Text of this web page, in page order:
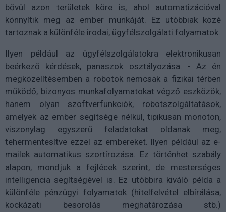
bővül azon területek köre is, ahol automatizációval
könnyítik meg az ember munkáját. Ez utóbbiak közé
tartoznak a különféle irodai, ügyfélszolgálati folyamatok.
Ilyen például az ügyfélszolgálatokra elektronikusan
beérkező kérdések, panaszok osztályozása. - Az én
megközelítésemben a robotok nemcsak a fizikai térben
működő, bizonyos munkafolyamatokat végző eszközök,
hanem olyan szoftverfunkciók, robotszolgáltatások,
amelyek az ember segítsége nélkül, tipikusan monoton,
viszonylag egyszerű feladatokat oldanak meg,
tehermentesítve ezzel az embereket. Ilyen például az e-
mailek automatikus szortírozása. Ez történhet szabály
alapon, mondjuk a fejlécek szerint, de mesterséges
intelligencia segítségével is. Ez utóbbira kiváló példa a
különféle pénzügyi folyamatok (hitelfelvétel elbírálása,
kockázati besorolás meghatározása stb.)